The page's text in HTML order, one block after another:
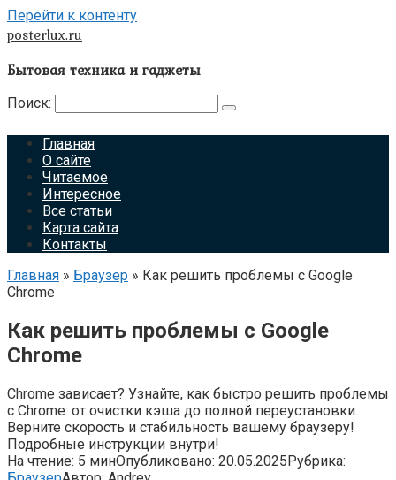
Перейти к контенту
posterlux.ru
Бытовая техника и гаджеты
Поиск:
Главная
О сайте
Читаемое
Интересное
Все статьи
Карта сайта
Контакты
Главная » Браузер » Как решить проблемы с Google
Chrome
Как решить проблемы с Google
Chrome
Chrome зависает? Узнайте, как быстро решить проблемы
с Chrome: от очистки кэша до полной переустановки.
Верните скорость и стабильность вашему браузеру!
Подробные инструкции внутри!
На чтение: 5 минОпубликовано: 20.05.2025Рубрика: